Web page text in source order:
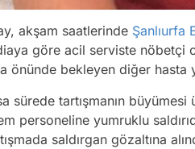
akşam saatlerinde Şanlıurfa
göre acil serviste nöbetçi
önünde bekleyen diğer hasta
sürede tartışmanın
personeline yumruklu
saldırgan gözaltına